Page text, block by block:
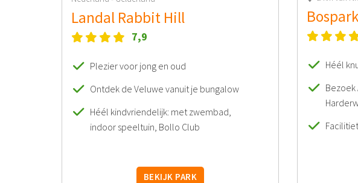
Landal Rabbit Hill
7,9
Plezier voor jong en oud
Ontdek de Veluwe vanuit je bungalow
Héél kindvriendelijk: met zwembad,
indoor speeltuin, Bollo Club
BEKIJK PARK
Héél